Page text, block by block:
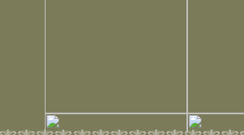
12:30 (30分) 15:15 (30分)